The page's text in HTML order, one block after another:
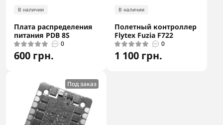
В наличии
Плата распределения
питания PDB 8S
0
600 грн.
В наличии
Полетный контроллер
Flytex Fuzia F722
0
1 100 грн.
Под заказ